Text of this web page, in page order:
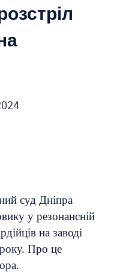
суд Дніпра
у резонансній
на заводі
Про це